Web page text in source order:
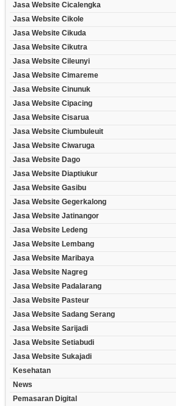
Jasa Website Cicalengka
Jasa Website Cikole
Jasa Website Cikuda
Jasa Website Cikutra
Jasa Website Cileunyi
Jasa Website Cimareme
Jasa Website Cinunuk
Jasa Website Cipacing
Jasa Website Cisarua
Jasa Website Ciumbuleuit
Jasa Website Ciwaruga
Jasa Website Dago
Jasa Website Diaptiukur
Jasa Website Gasibu
Jasa Website Gegerkalong
Jasa Website Jatinangor
Jasa Website Ledeng
Jasa Website Lembang
Jasa Website Maribaya
Jasa Website Nagreg
Jasa Website Padalarang
Jasa Website Pasteur
Jasa Website Sadang Serang
Jasa Website Sarijadi
Jasa Website Setiabudi
Jasa Website Sukajadi
Kesehatan
News
Pemasaran Digital